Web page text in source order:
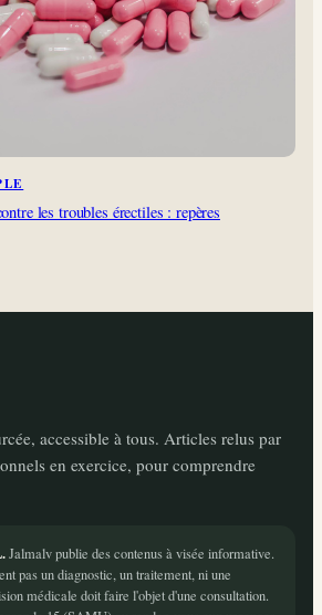
les troubles érectiles : repères
accessible à tous. Articles relus par
en exercice, pour comprendre
Jalmalv publie des contenus à visée informative.
pas un diagnostic, un traitement, ni une
médicale doit faire l'objet d'une consultation.